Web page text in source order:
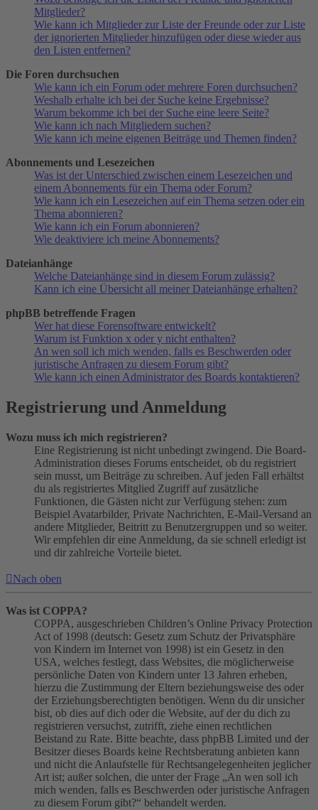
Mitglieder?
Wie kann ich Mitglieder zur Liste der Freunde oder zur Liste
der ignorierten Mitglieder hinzufügen oder diese wieder aus
den Listen entfernen?
Die Foren durchsuchen
Wie kann ich ein Forum oder mehrere Foren durchsuchen?
Weshalb erhalte ich bei der Suche keine Ergebnisse?
Warum bekomme ich bei der Suche eine leere Seite?
Wie kann ich nach Mitgliedern suchen?
Wie kann ich meine eigenen Beiträge und Themen finden?
Abonnements und Lesezeichen
Was ist der Unterschied zwischen einem Lesezeichen und
einem Abonnements für ein Thema oder Forum?
Wie kann ich ein Lesezeichen auf ein Thema setzen oder ein
Thema abonnieren?
Wie kann ich ein Forum abonnieren?
Wie deaktiviere ich meine Abonnements?
Dateianhänge
Welche Dateianhänge sind in diesem Forum zulässig?
Kann ich eine Übersicht all meiner Dateianhänge erhalten?
phpBB betreffende Fragen
Wer hat diese Forensoftware entwickelt?
Warum ist Funktion x oder y nicht enthalten?
An wen soll ich mich wenden, falls es Beschwerden oder
juristische Anfragen zu diesem Forum gibt?
Wie kann ich einen Administrator des Boards kontaktieren?
Registrierung und Anmeldung
Wozu muss ich mich registrieren?
Eine Registrierung ist nicht unbedingt zwingend. Die Board-
Administration dieses Forums entscheidet, ob du registriert
sein musst, um Beiträge zu schreiben. Auf jeden Fall erhältst
du als registriertes Mitglied Zugriff auf zusätzliche
Funktionen, die Gästen nicht zur Verfügung stehen: zum
Beispiel Avatarbilder, Private Nachrichten, E-Mail-Versand an
andere Mitglieder, Beitritt zu Benutzergruppen und so weiter.
Wir empfehlen dir eine Anmeldung, da sie schnell erledigt ist
und dir zahlreiche Vorteile bietet.
Nach oben
Was ist COPPA?
COPPA, ausgeschrieben Children’s Online Privacy Protection
Act of 1998 (deutsch: Gesetz zum Schutz der Privatsphäre
von Kindern im Internet von 1998) ist ein Gesetz in den
USA, welches festlegt, dass Websites, die möglicherweise
persönliche Daten von Kindern unter 13 Jahren erheben,
hierzu die Zustimmung der Eltern beziehungsweise des oder
der Erziehungsberechtigten benötigen. Wenn du dir unsicher
bist, ob dies auf dich oder die Website, auf der du dich zu
registrieren versuchst, zutrifft, ziehe einen rechtlichen
Beistand zu Rate. Bitte beachte, dass phpBB Limited und der
Besitzer dieses Boards keine Rechtsberatung anbieten kann
und nicht die Anlaufstelle für Rechtsangelegenheiten jeglicher
Art ist; außer solchen, die unter der Frage „An wen soll ich
mich wenden, falls es Beschwerden oder juristische Anfragen
zu diesem Forum gibt?“ behandelt werden.